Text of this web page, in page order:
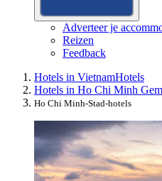
Adverteer je
Reizen
Feedback
Hotels in VietnamHotels
Hotels in Ho Chi Minh
Ho Chi Minh-Stad-hotels